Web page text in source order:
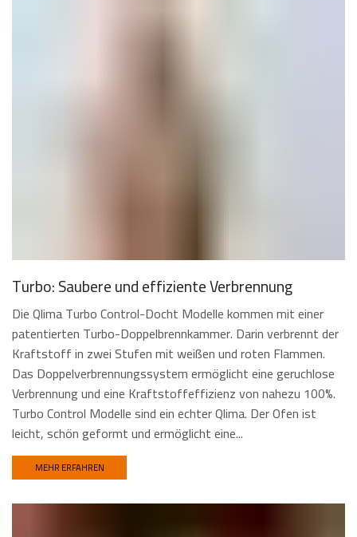
Turbo: Saubere und effiziente Verbrennung
Die Qlima Turbo Control-Docht Modelle kommen mit einer
patentierten Turbo-Doppelbrennkammer. Darin verbrennt der
Kraftstoff in zwei Stufen mit weißen und roten Flammen.
Das Doppelverbrennungssystem ermöglicht eine geruchlose
Verbrennung und eine Kraftstoffeffizienz von nahezu 100%.
Turbo Control Modelle sind ein echter Qlima. Der Ofen ist
leicht, schön geformt und ermöglicht eine...
MEHR ERFAHREN